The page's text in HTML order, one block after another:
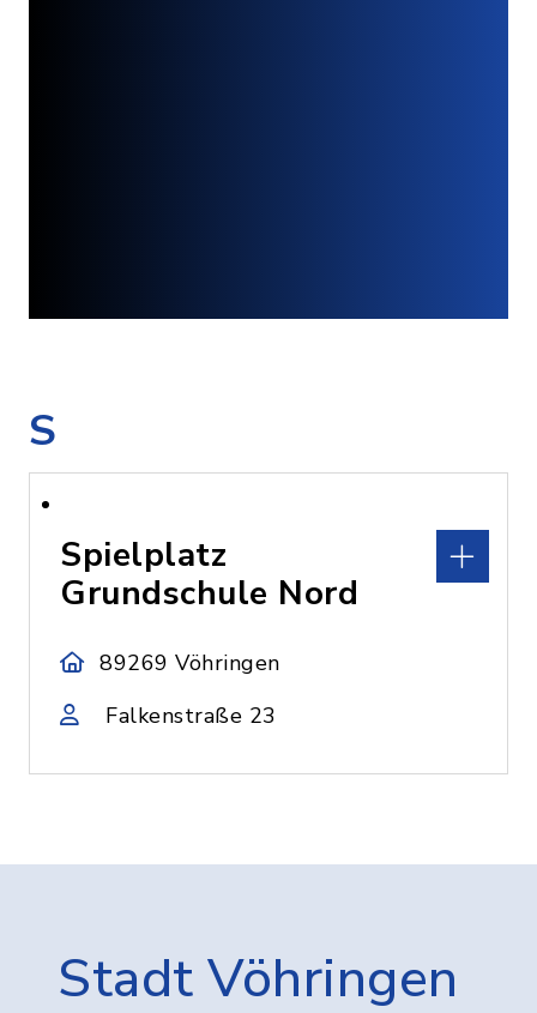
S
Spielplatz
Grundschule Nord
89269 Vöhringen
Falkenstraße 23
Stadt Vöhringen